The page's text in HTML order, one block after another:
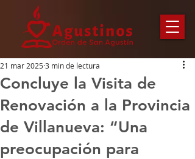
Concluye la Visita de
Renovación a la Provincia
de Villanueva: “Una
preocupación para
21 mar 20253 min de lectura